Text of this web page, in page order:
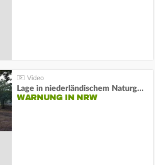
Lage in niederländischem Naturgebiet stabil
WARNUNG IN NRW